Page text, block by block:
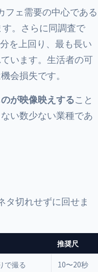
ェ需要の中心である
。さらに同調査で
を上回り、最も長い
います。生活者の可
会損失です。
が映像映えすること
い数少ない業種であ
タ切れせずに回せま
推奨尺
で撮る 10〜20秒